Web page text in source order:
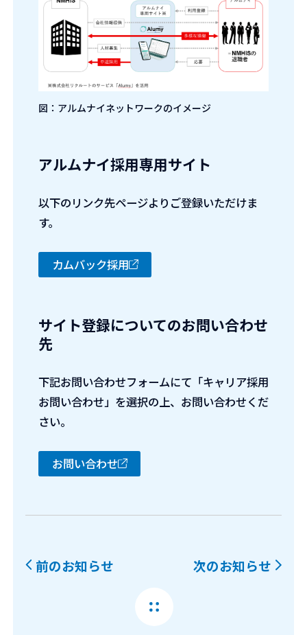
図：アルムナイネットワークのイメージ
アルムナイ採用専用サイト
以下のリンク先ページよりご登録いただけま
す。
カムバック採用
サイト登録についてのお問い合わせ
先
下記お問い合わせフォームにて「キャリア採用
お問い合わせ」を選択の上、お問い合わせくだ
さい。
お問い合わせ
前のお知らせ 次のお知らせ